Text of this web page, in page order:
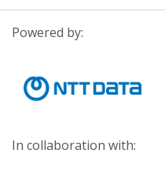
Powered by:
In collaboration with: